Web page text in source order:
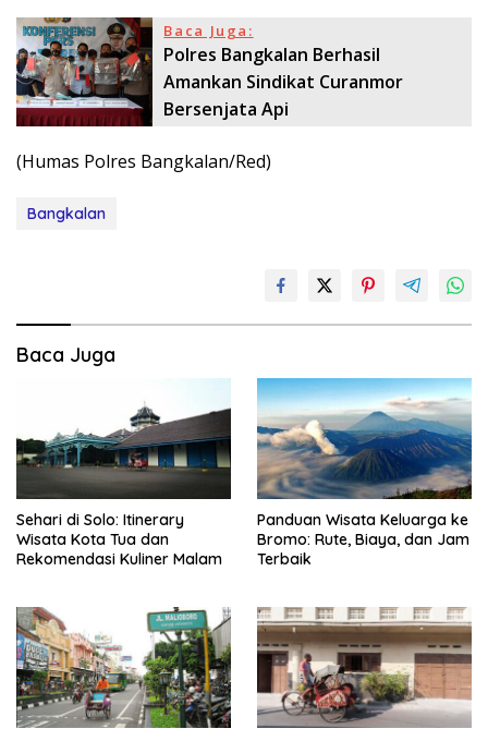
Baca Juga:
Polres Bangkalan Berhasil
Amankan Sindikat Curanmor
Bersenjata Api
(Humas Polres Bangkalan/Red)
Bangkalan
Baca Juga
Sehari di Solo: Itinerary
Wisata Kota Tua dan
Rekomendasi Kuliner Malam
Panduan Wisata Keluarga ke
Bromo: Rute, Biaya, dan Jam
Terbaik